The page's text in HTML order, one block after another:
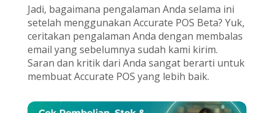
Jadi, bagaimana pengalaman Anda selama ini
setelah menggunakan Accurate POS Beta? Yuk,
ceritakan pengalaman Anda dengan membalas
email yang sebelumnya sudah kami kirim.
Saran dan kritik dari Anda sangat berarti untuk
membuat Accurate POS yang lebih baik.